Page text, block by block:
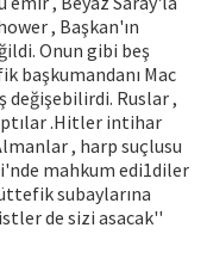
, Başkan'ın
Onun gibi beş
başkumandanı Mac
değişebilirdi. Ruslar ,
.Hitler intihar
, harp suçlusu
mahkum edi1diler
subaylarına
de sizi asacak''